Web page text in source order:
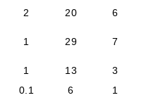
2 20 6
1 29 7
1 13 3
0.1 6 1